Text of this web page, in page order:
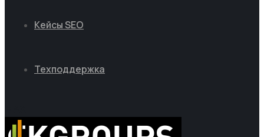
Кейсы SEO
Техподдержка